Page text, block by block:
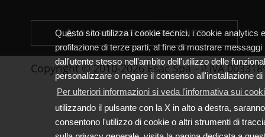
Questo sito utilizza i cookie tecnici, i cookie analytics
profilazione di terze parti, al fine di mostrare
dall'utente stesso nell'ambito dell'utilizzo delle
personalizzare o negare il consenso all'installazione
Per ulteriori informazioni si veda l'informativa sui
utilizzando il pulsante con la X in alto a destra,
consentono l'utilizzo di cookie o altri strumenti di
AREA RISERVATA PROFESSIONISTI
Copyright © 2010-2026 Esac Spa - P.IVA